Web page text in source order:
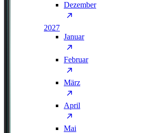
Dezember
2027
Januar
Februar
März
April
Mai